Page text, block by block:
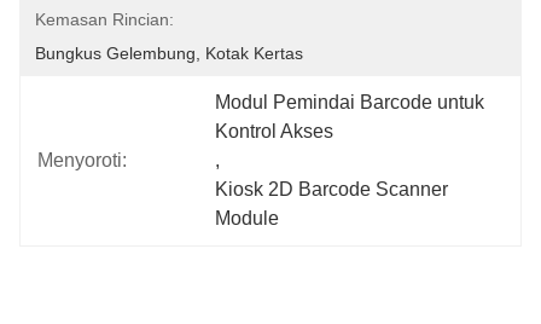
Kemasan Rincian:
Bungkus Gelembung, Kotak Kertas
Menyoroti:
Modul Pemindai Barcode untuk
Kontrol Akses
,
Kiosk 2D Barcode Scanner
Module